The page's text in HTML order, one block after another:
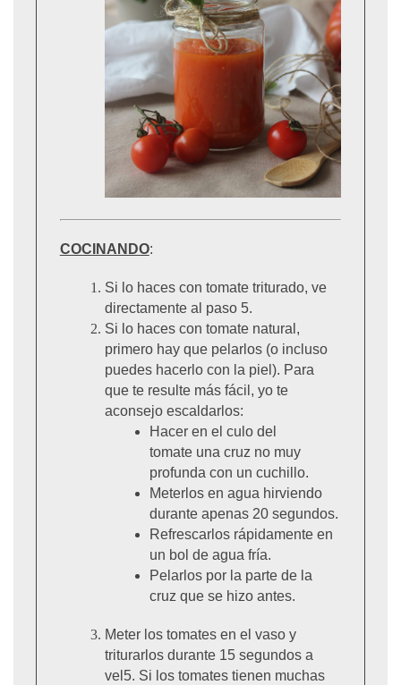
COCINANDO:
Si lo haces con tomate triturado, ve
directamente al paso 5.
Si lo haces con tomate natural,
primero hay que pelarlos (o incluso
puedes hacerlo con la piel). Para
que te resulte más fácil, yo te
aconsejo escaldarlos:
Hacer en el culo del
tomate una cruz no muy
profunda con un cuchillo.
Meterlos en agua hirviendo
durante apenas 20 segundos.
Refrescarlos rápidamente en
un bol de agua fría.
Pelarlos por la parte de la
cruz que se hizo antes.
Meter los tomates en el vaso y
triturarlos durante 15 segundos a
vel5. Si los tomates tienen muchas